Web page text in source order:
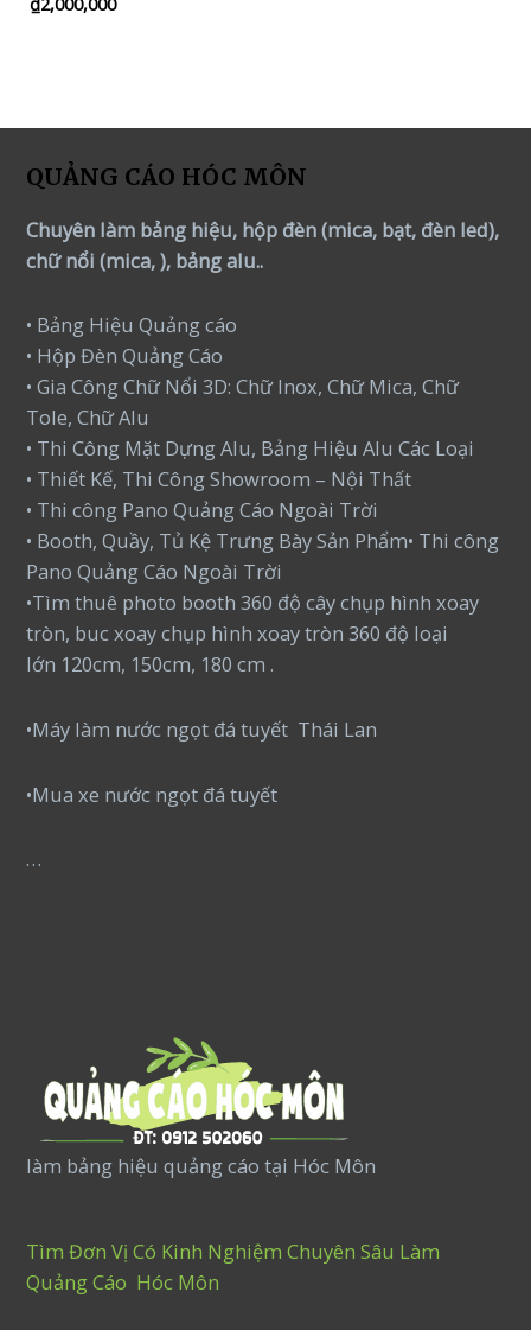
5.00
QUẢNG CÁO HÓC MÔN
Chuyên làm bảng hiệu, hộp đèn (mica, bạt, đèn led),
chữ nổi (mica, ), bảng alu..
• Bảng Hiệu Quảng cáo
• Hộp Đèn Quảng Cáo
• Gia Công Chữ Nổi 3D: Chữ Inox, Chữ Mica, Chữ
Tole, Chữ Alu
• Thi Công Mặt Dựng Alu, Bảng Hiệu Alu Các Loại
• Thiết Kế, Thi Công Showroom – Nội Thất
• Thi công Pano Quảng Cáo Ngoài Trời
• Booth, Quầy, Tủ Kệ Trưng Bày Sản Phẩm• Thi công
Pano Quảng Cáo Ngoài Trời
•Tìm thuê photo booth 360 độ cây chụp hình xoay
tròn, buc xoay chụp hình xoay tròn 360 độ loại
lớn 120cm, 150cm, 180 cm .
•Máy làm nước ngọt đá tuyết Thái Lan
•Mua xe nước ngọt đá tuyết
…
làm bảng hiệu quảng cáo tại Hóc Môn
Tìm Đơn Vị Có Kinh Nghiệm Chuyên Sâu Làm
Quảng Cáo Hóc Môn